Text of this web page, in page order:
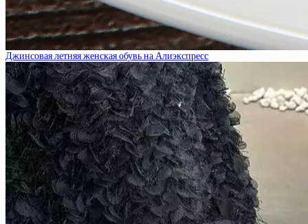
Джинсовая летняя женская обувь на Алиэкспресс